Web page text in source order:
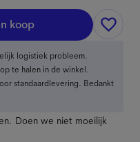
koop
logistiek probleem.
te halen in de winkel.
standaardlevering. Bedankt
Doen we niet moeilijk